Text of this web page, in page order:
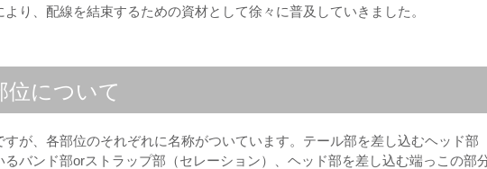
り、配線を結束するための資材として徐々に普及していきました。
位について
が、各部位のそれぞれに名称がついています。テール部を差し込むヘッド部
るバンド部orストラップ部（セレーション）、ヘッド部を差し込む端っこの部